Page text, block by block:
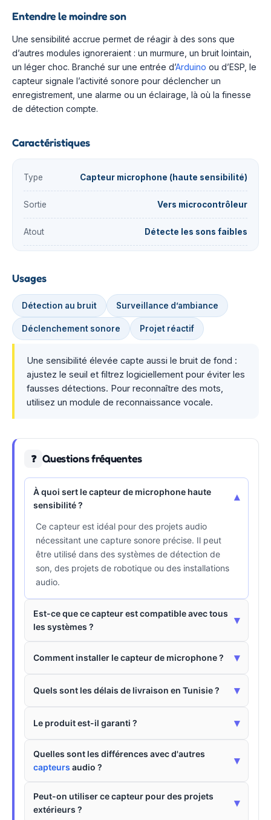
Entendre le moindre son
Une sensibilité accrue permet de réagir à des sons que
d’autres modules ignoreraient : un murmure, un bruit lointain,
un léger choc. Branché sur une entrée d’Arduino ou d’ESP, le
capteur signale l’activité sonore pour déclencher un
enregistrement, une alarme ou un éclairage, là où la finesse
de détection compte.
Caractéristiques
Type Capteur microphone (haute sensibilité)
Sortie Vers microcontrôleur
Atout Détecte les sons faibles
Usages
Détection au bruit Surveillance d’ambiance
Déclenchement sonore Projet réactif
Une sensibilité élevée capte aussi le bruit de fond :
ajustez le seuil et filtrez logiciellement pour éviter les
fausses détections. Pour reconnaître des mots,
utilisez un module de reconnaissance vocale.
❓ Questions fréquentes
À quoi sert le capteur de microphone haute
sensibilité ?
▾
Ce capteur est idéal pour des projets audio
nécessitant une capture sonore précise. Il peut
être utilisé dans des systèmes de détection de
son, des projets de robotique ou des installations
audio.
Est-ce que ce capteur est compatible avec tous
les systèmes ?
▾
Comment installer le capteur de microphone ? ▾
Quels sont les délais de livraison en Tunisie ? ▾
Le produit est-il garanti ? ▾
Quelles sont les différences avec d'autres
capteurs audio ?
▾
Peut-on utiliser ce capteur pour des projets
extérieurs ?
▾